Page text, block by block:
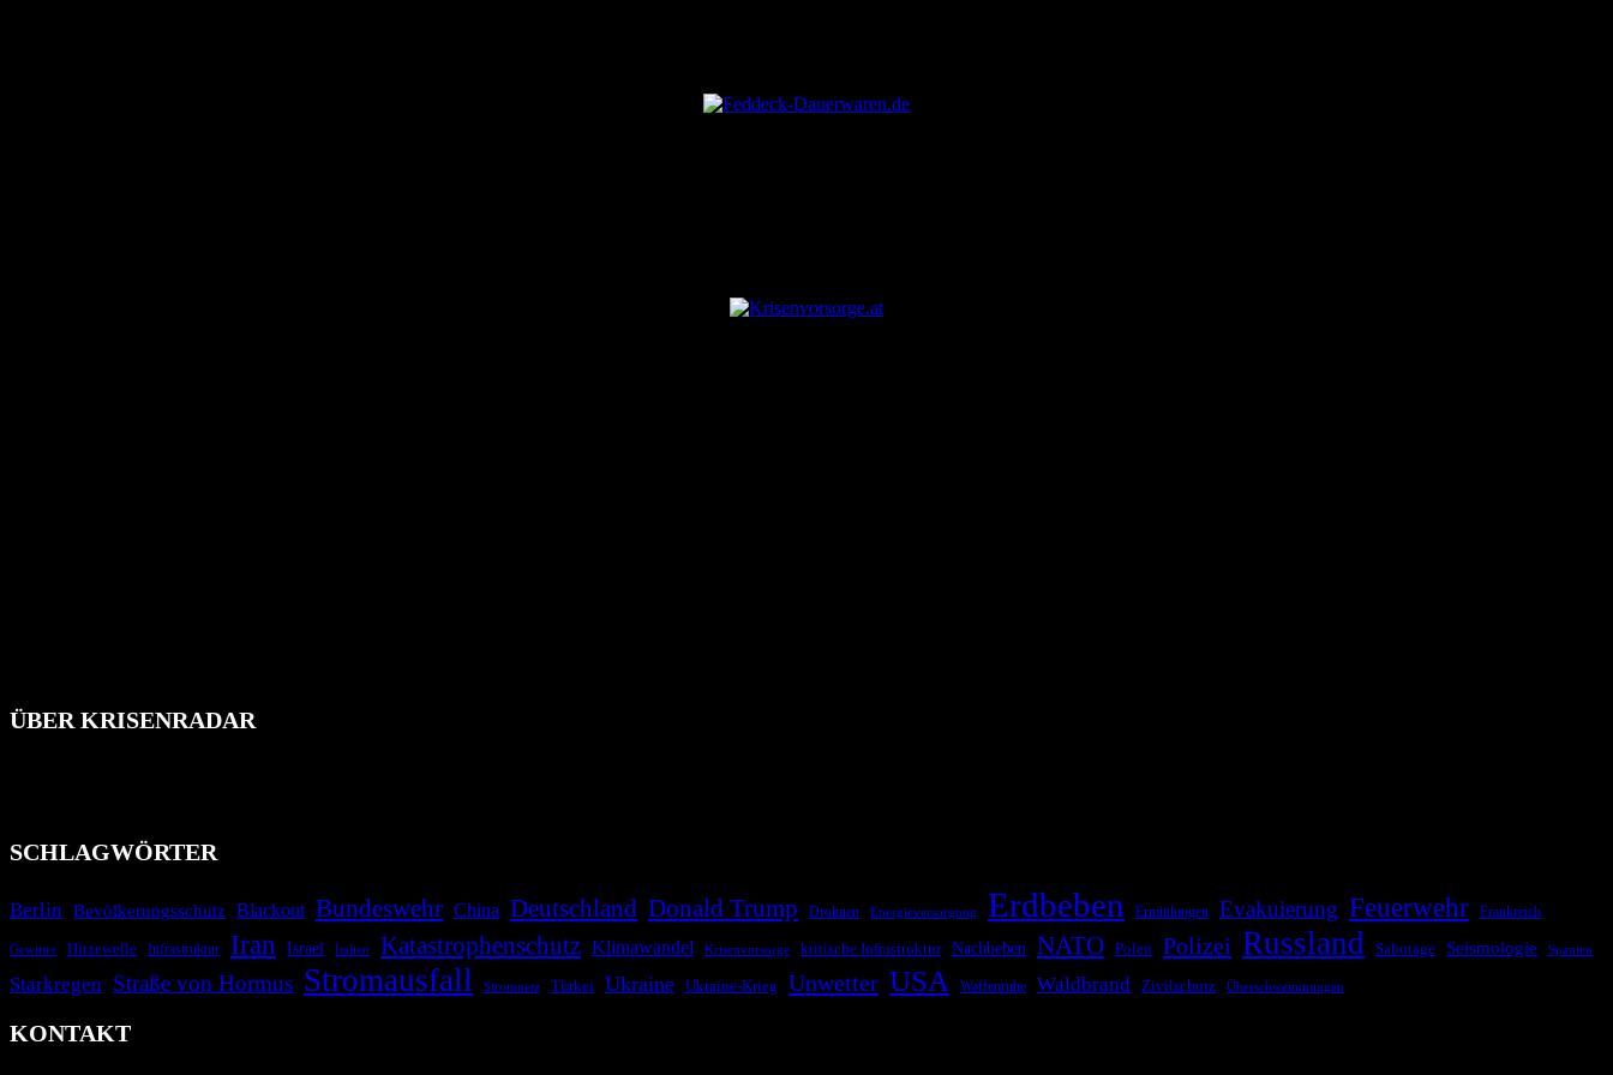
ÜBER KRISENRADAR
SCHLAGWÖRTER
Berlin Bevölkerungsschutz Blackout Bundeswehr China Deutschland Donald Trump Drohnen Energieversorgung Erdbeben Ermittlungen Evakuierung Feuerwehr Frankreich
Gewitter Hitzewelle Infrastruktur Iran Israel Italien Katastrophenschutz Klimawandel Krisenvorsorge kritische Infrastruktur Nachbeben NATO Polen Polizei Russland Sabotage Seismologie Spanien
Starkregen Straße von Hormus Stromausfall Stromnetz Türkei Ukraine Ukraine-Krieg Unwetter USA Waffenruhe Waldbrand Zivilschutz Überschwemmungen
KONTAKT